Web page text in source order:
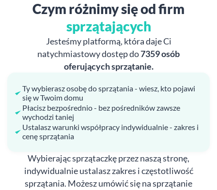
Czym różnimy się od firm
sprzątających
Jesteśmy platformą, która daje Ci
natychmiastowy dostęp do7359 osób
oferujących sprzątanie.
Ty wybierasz osobę do sprzątania - wiesz, kto pojawi
się w Twoim domu
Płacisz bezpośrednio - bez pośredników zawsze
wychodzi taniej
Ustalasz warunki współpracy indywidualnie - zakres i
cenę sprzątania
Wybierając sprzątaczkę przez naszą stronę,
indywidualnie ustalasz zakres i częstotliwość
sprzątania. Możesz umówić się na sprzątanie